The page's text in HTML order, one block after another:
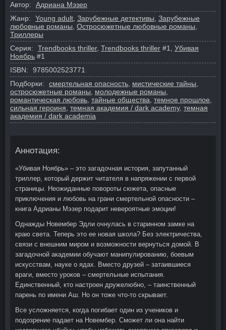
Автор:
Адриана Мэзер
Жанр:
Young adult, Зарубежные детективы, Зарубежные
любовные романы, Остросюжетные любовные романы,
Триллеры
Серия:
Trendbooks thriller, Trendbooks thriller #1, Убивая
Ноябрь #1
ISBN:
9785002523771
Подборки:
смертельная опасность, мистические тайны,
остросюжетные романы, молодежные романы,
романтическая любовь, тайные общества, темное прошлое,
сильная героиня, темная академия / dark academy, темная
академия / dark academia
Аннотация:
«Убивая Ноябрь» – это загадочная история, запутанный
триллер, который держит читателя в напряжении с первой
страницы. Неожиданные повороты сюжета, опасные
приключения и любовь на грани смертельной опасности –
книга Адрианы Мэзер подарит невероятные эмоции!
Однажды Новембер Эдли очнулась в старинном замке на
краю света. Теперь это ее новая школа? Без электричества,
связи с внешним миром и возможности вернуться домой. В
загадочной академии обучают манипулированию, боевым
искусствам, науке о ядах. Вместо друзей – затаившиеся
враги, вместо уроков – смертельные испытания.
Единственный, кто настроен дружелюбно, – таинственный
парень по имени Аш. Но он тоже что-то скрывает.
Все усложняется, когда погибает один из учеников и
подозрение падает на Новембер. Сможет ли она найти